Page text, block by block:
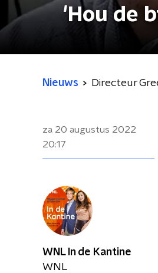
'Hou de
Nieuws Directeur
za 20 augustus 2022
20:17
WNL In de Kantine
WNL